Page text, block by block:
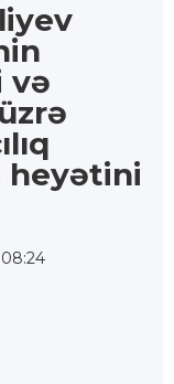
və
heyətini